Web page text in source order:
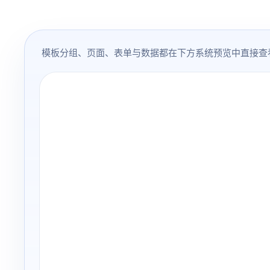
模板分组、页面、表单与数据都在下方系统预览中直接查